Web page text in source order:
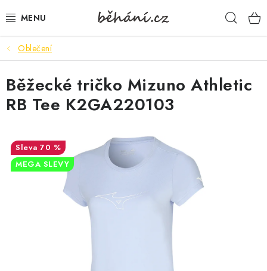
na
BOTY PÁNSKÉ
BOTY DÁMSKÉ
PÁNSKÉ OBLEČENÍ
DÁMSKÉ OBLEČENÍ
DOPLŇKY
DÁRKOVÉ POUKAZY
Oblečení
Běžecké tričko Mizuno Athletic
RB Tee K2GA220103
70 %
MEGA SLEVY